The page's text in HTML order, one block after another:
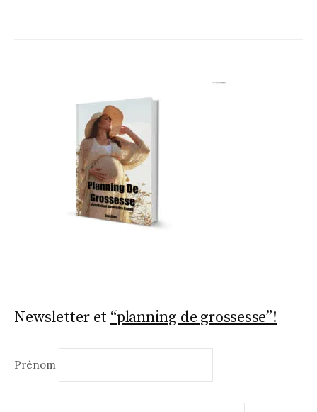
Newsletter et “planning de grossesse”!
Prénom